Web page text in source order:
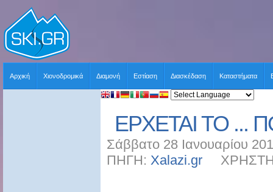
Αρχική Χιονοδρομικά Διαμονή Εστίαση Διασκέδαση Καταστήματα
ΕΡΧΕΤΑΙ ΤΟ ...
Σάββατο 28 Ιανουαρίου
ΠΗΓΗ: Xalazi.gr